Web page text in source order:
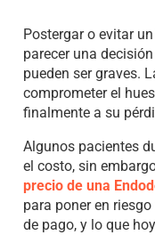
Postergar o evitar
parecer una
pueden ser graves.
comprometer el
finalmente a su
Algunos pacientes
el costo, sin
precio de una
para poner en
de pago, y lo que